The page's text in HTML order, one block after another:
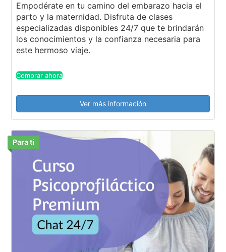
Empodérate en tu camino del embarazo hacia el
parto y la maternidad. Disfruta de clases
especializadas disponibles 24/7 que te brindarán
los conocimientos y la confianza necesaria para
este hermoso viaje.
Comprar ahora
Ver más información
Para ti